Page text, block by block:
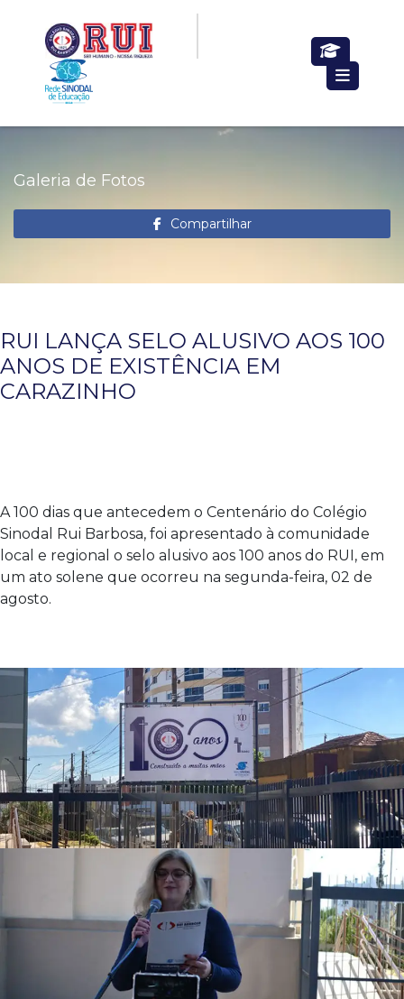
Galeria de Fotos
Compartilhar
RUI LANÇA SELO ALUSIVO AOS 100
ANOS DE EXISTÊNCIA EM
CARAZINHO
A 100 dias que antecedem o Centenário do Colégio
Sinodal Rui Barbosa, foi apresentado à comunidade
local e regional o selo alusivo aos 100 anos do RUI, em
um ato solene que ocorreu na segunda-feira, 02 de
agosto.